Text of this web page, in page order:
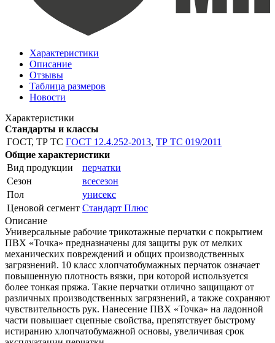
Характеристики
Описание
Отзывы
Таблица размеров
Новости
Характеристики
Стандарты и классы
ГОСТ, ТР ТС ГОСТ 12.4.252-2013, ТР ТС 019/2011
Общие характеристики
Вид продукции
перчатки
Сезон
всесезон
Пол
унисекс
Ценовой сегмент Стандарт Плюс
Описание
Универсальные рабочие трикотажные перчатки с покрытием
ПВХ «Точка» предназначены для защиты рук от мелких
механических повреждений и общих производственных
загрязнений. 10 класс хлопчатобумажных перчаток означает
повышенную плотность вязки, при которой используется
более тонкая пряжа. Такие перчатки отлично защищают от
различных производственных загрязнений, а также сохраняют
чувствительность рук. Нанесение ПВХ «Точка» на ладонной
части повышает сцепные свойства, препятствует быстрому
истиранию хлопчатобумажной основы, увеличивая срок